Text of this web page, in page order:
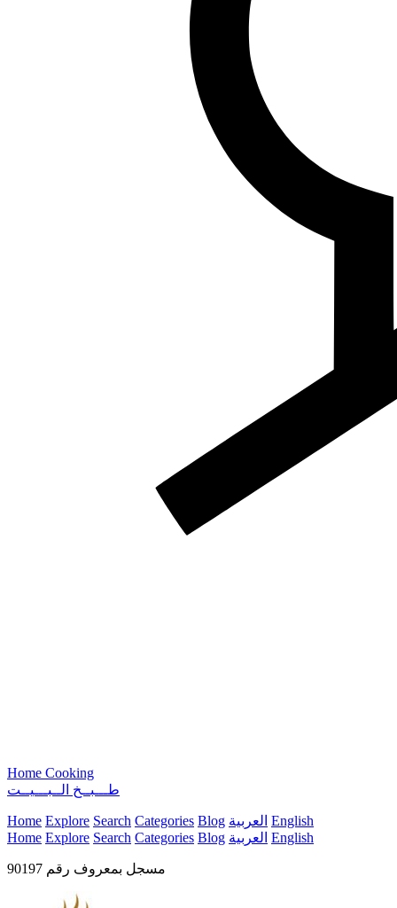
Home Cooking
طـــبــخ الــبـــيــت
Home Explore Search Categories Blog العربية English
Home Explore Search Categories Blog العربية English
مسجل بمعروف رقم 90197